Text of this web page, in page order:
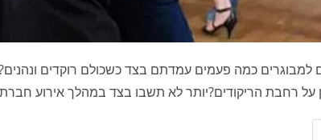
למבוגרים כמה פעמים עמדתם בצד כשכולם רוקדים
על רחבת הריקודים?יותר לא תשבו בצד במהלך אירוע